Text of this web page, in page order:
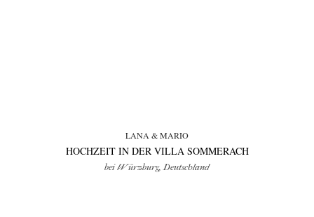
LANA & MARIO
HOCHZEIT IN DER VILLA SOMMERACH
bei Würzburg, Deutschland